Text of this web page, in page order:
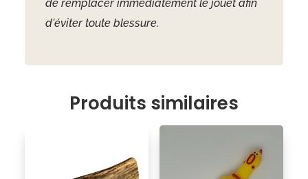
de remplacer immédiatement le jouet afin
d'éviter toute blessure.
Produits similaires